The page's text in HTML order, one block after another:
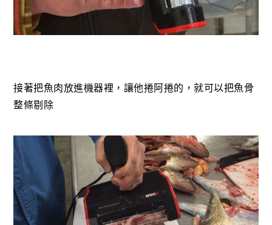
接著把魚肉放進機器裡，讓他捲阿捲的，就可以把魚骨
整條剔除